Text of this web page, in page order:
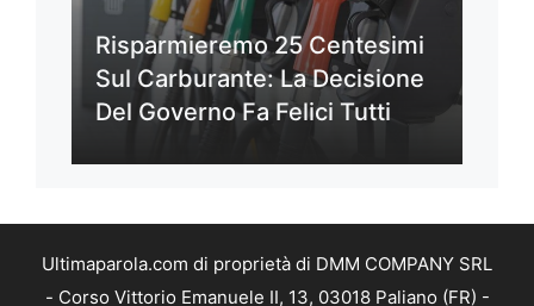
Risparmieremo 25 Centesimi
Sul Carburante: La Decisione
Del Governo Fa Felici Tutti
Ultimaparola.com di proprietà di DMM COMPANY SRL
- Corso Vittorio Emanuele II, 13, 03018 Paliano (FR) -